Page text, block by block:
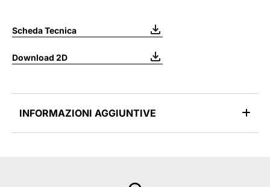
Scheda Tecnica
Download 2D
INFORMAZIONI AGGIUNTIVE